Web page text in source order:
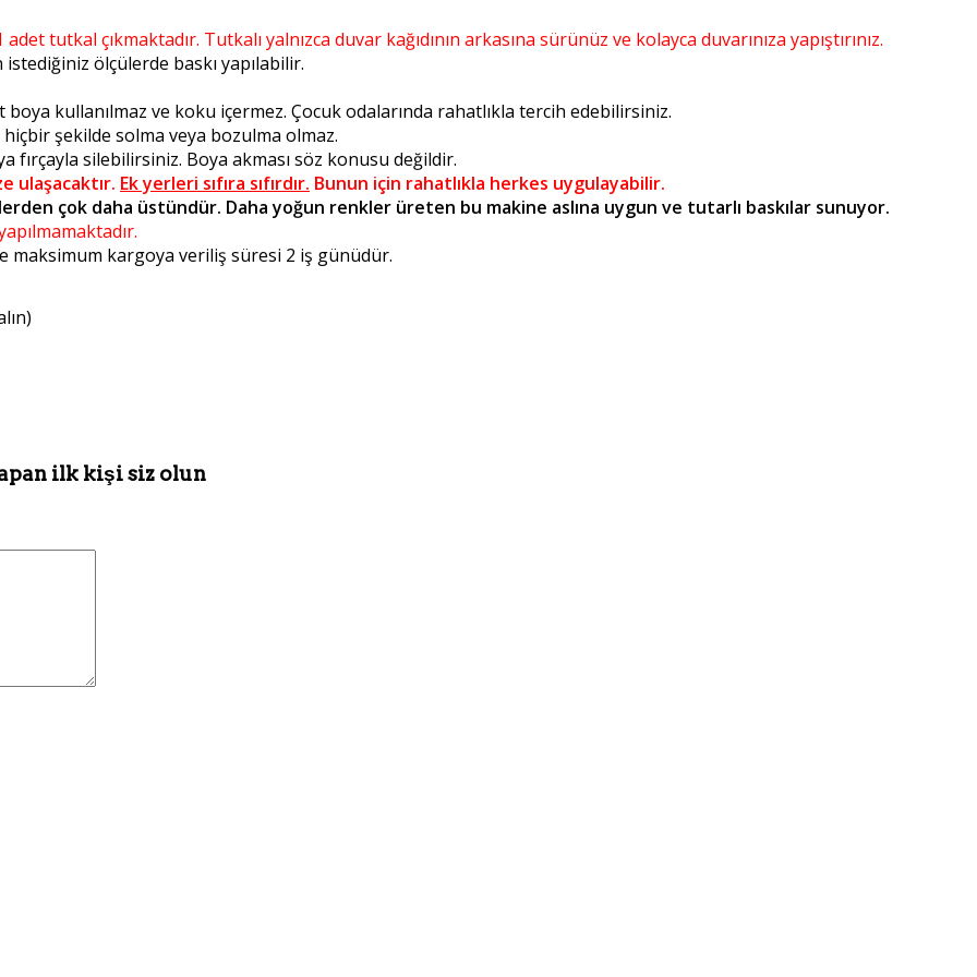
tutkal çıkmaktadır. Tutkalı yalnızca duvar kağıdının arkasına sürünüz ve kolayca duvarınıza yapıştırınız.
ölçülerde baskı yapılabilir.
kullanılmaz ve koku içermez. Çocuk odalarında rahatlıkla tercih edebilirsiniz.
hiçbir şekilde solma veya bozulma olmaz.
silebilirsiniz. Boya akması söz konusu değildir.
ulaşacaktır. Ek yerleri sıfıra sıfırdır. Bunun için rahatlıkla herkes uygulayabilir.
çok daha üstündür. Daha yoğun renkler üreten bu makine aslına uygun ve tutarlı baskılar sunuyor.
maksimum kargoya veriliş süresi 2 iş günüdür.
ilk kişi siz olun